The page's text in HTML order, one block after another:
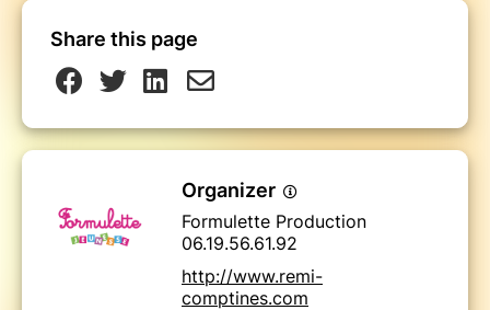
Share this page
Organizer
Formulette Production
06.19.56.61.92
http://www.remi-
comptines.com